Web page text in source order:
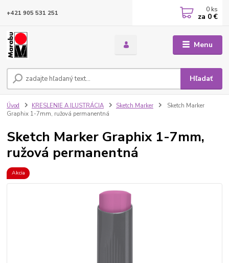
Menu
Hľadať
+421 905 531 251 0 ks
za 0 €
Úvod KRESLENIE A ILUSTRÁCIA Sketch Marker
Sketch Marker
Graphix 1-7mm, ružová permanentná
Sketch Marker Graphix 1-7mm,
ružová permanentná
Akcia